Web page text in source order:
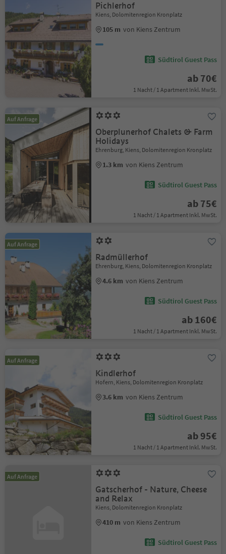
Pichlerhof
Kiens, Dolomitenregion Kronplatz
105 m von Kiens Zentrum
Südtirol Guest Pass
ab 70€
1 Nacht / 1 Apartment Inkl. MwSt.
Auf Anfrage
Oberplunerhof Chalets & Farm
Holidays
Ehrenburg, Kiens, Dolomitenregion Kronplatz
1.3 km von Kiens Zentrum
Südtirol Guest Pass
ab 75€
1 Nacht / 1 Apartment Inkl. MwSt.
Auf Anfrage
Radmüllerhof
Ehrenburg, Kiens, Dolomitenregion Kronplatz
4.6 km von Kiens Zentrum
Südtirol Guest Pass
ab 160€
1 Nacht / 1 Apartment Inkl. MwSt.
Auf Anfrage
Kindlerhof
Hofern, Kiens, Dolomitenregion Kronplatz
3.6 km von Kiens Zentrum
Südtirol Guest Pass
ab 95€
1 Nacht / 1 Apartment Inkl. MwSt.
Auf Anfrage
Gatscherhof - Nature, Cheese
and Relax
Kiens, Dolomitenregion Kronplatz
410 m von Kiens Zentrum
Südtirol Guest Pass